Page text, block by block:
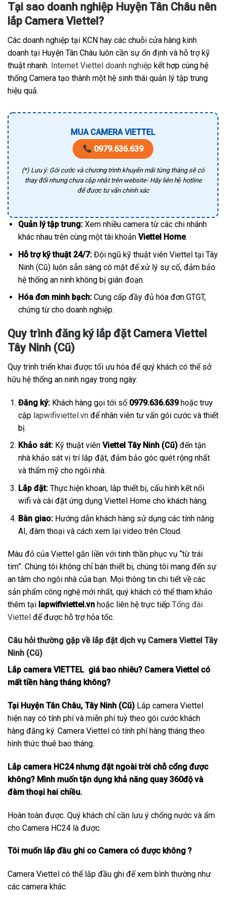
Tại sao doanh nghiệp Huyện Tân Châu nên
lắp Camera Viettel?
Các doanh nghiệp tại KCN hay các chuỗi cửa hàng kinh
doanh tại Huyện Tân Châu luôn cần sự ổn định và hỗ trợ kỹ
thuật nhanh. Internet Viettel doanh nghiệp kết hợp cùng hệ
thống Camera tạo thành một hệ sinh thái quản lý tập trung
hiệu quả.
MUA CAMERA VIETTEL
0979.636.639
(*) Lưu ý: Gói cước và chương trình khuyến mãi từng tháng sẽ có
thay đổi nhưng chưa cập nhật trên website- Hãy liên hệ hotline
để được tư vấn chính xác
Quản lý tập trung:Xem nhiều camera từ các chi nhánh
khác nhau trên cùng một tài khoản Viettel Home.
Hỗ trợ kỹ thuật 24/7:Đội ngũ kỹ thuật viên Viettel tại Tây
Ninh (Cũ) luôn sẵn sàng có mặt để xử lý sự cố, đảm bảo
hệ thống an ninh không bị gián đoạn.
Hóa đơn minh bạch:Cung cấp đầy đủ hóa đơn GTGT,
chứng từ cho doanh nghiệp.
Quy trình đăng ký lắp đặt Camera Viettel
Tây Ninh (Cũ)
Quy trình triển khai được tối ưu hóa để quý khách có thể sở
hữu hệ thống an ninh ngay trong ngày:
Đăng ký:Khách hàng gọi tới số 0979.636.639hoặc truy
cập lapwifiviettel.vnđể nhân viên tư vấn gói cước và thiết
bị.
Khảo sát:Kỹ thuật viên Viettel Tây Ninh (Cũ)đến tận
nhà khảo sát vị trí lắp đặt, đảm bảo góc quét rộng nhất
và thẩm mỹ cho ngôi nhà.
Lắp đặt:Thực hiện khoan, lắp thiết bị, cấu hình kết nối
wifi và cài đặt ứng dụng Viettel Home cho khách hàng.
Bàn giao:Hướng dẫn khách hàng sử dụng các tính năng
AI, đàm thoại và cách xem lại video trên Cloud.
Màu đỏ của Viettel gắn liền với tinh thần phục vụ “từ trái
tim”. Chúng tôi không chỉ bán thiết bị, chúng tôi mang đến sự
an tâm cho ngôi nhà của bạn. Mọi thông tin chi tiết về các
sản phẩm công nghệ mới nhất, quý khách có thể tham khảo
thêm tại lapwifiviettel.vn hoặc liên hệ trực tiếp Tổng đài
Viettel để được hỗ trợ hỏa tốc.
Câu hỏi thường gặp về lắp đặt dịch vụ Camera Viettel Tây
Ninh (Cũ)
Lắp camera VIETTEL giá bao nhiêu? Camera Viettel có
mất tiền hàng tháng không?
Tại Huyện Tân Châu, Tây Ninh (Cũ) Lắp camera Viettel
hiện nay có tính phí và miễn phí tuỳ theo gói cước khách
hàng đăng ký. Camera Viettel có tính phí hàng tháng theo
hình thức thuê bao tháng.
Lắp camera HC24 nhưng đặt ngoài trời chỗ cổng được
không? Mình muốn tận dụng khả năng quay 360độ và
đàm thoại hai chiều.
Hoàn toàn được. Quý khách chỉ cần lưu ý chống nước và ẩm
cho Camera HC24 là được.
Tôi muốn lắp đầu ghi co Camera có được không ?
Camera Viettel có thể lắp đầu ghi để xem bình thường như
các camera khác.